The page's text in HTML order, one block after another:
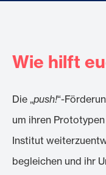
Wie hilft
Die „push!“-
um ihren
Institut
begleichen und ihr